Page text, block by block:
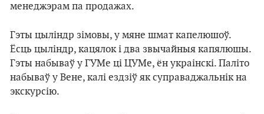
менеджэрам па продажах.
Гэты цыліндр зімовы, у мяне шмат капeлюшoў.
Ёсць цыліндр, кацялок і два звычайныя капялюшы.
Гэты набываў у ГУМе ці ЦУМе, ён украінскі. Паліто
набываў у Вене, калі ездзіў як суправаджальнік на
экскурсію.